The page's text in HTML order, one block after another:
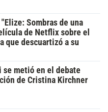
Sombras de una
de Netflix sobre el
que descuartizó a su
metió en el debate
de Cristina Kirchner